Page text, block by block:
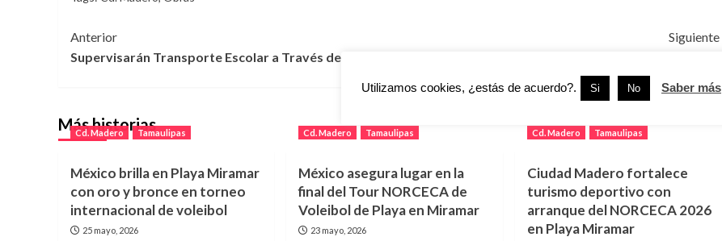
Navegación
de
Anterior
Supervisarán Transporte Escolar a Través de GPS
Siguiente
Más historias
Cd. Madero Tamaulipas
México brilla en Playa Miramar
con oro y bronce en torneo
internacional de voleibol
25 mayo, 2026
Cd. Madero Tamaulipas
México asegura lugar en la
final del Tour NORCECA de
Voleibol de Playa en Miramar
23 mayo, 2026
Cd. Madero Tamaulipas
Ciudad Madero fortalece
turismo deportivo con
arranque del NORCECA 2026
en Playa Miramar
Utilizamos cookies, ¿estás de acuerdo?. Si No Saber más